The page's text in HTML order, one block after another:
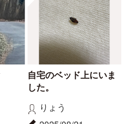
自宅のベッド上にいま
した。
りょう
2025/08/21
未解決